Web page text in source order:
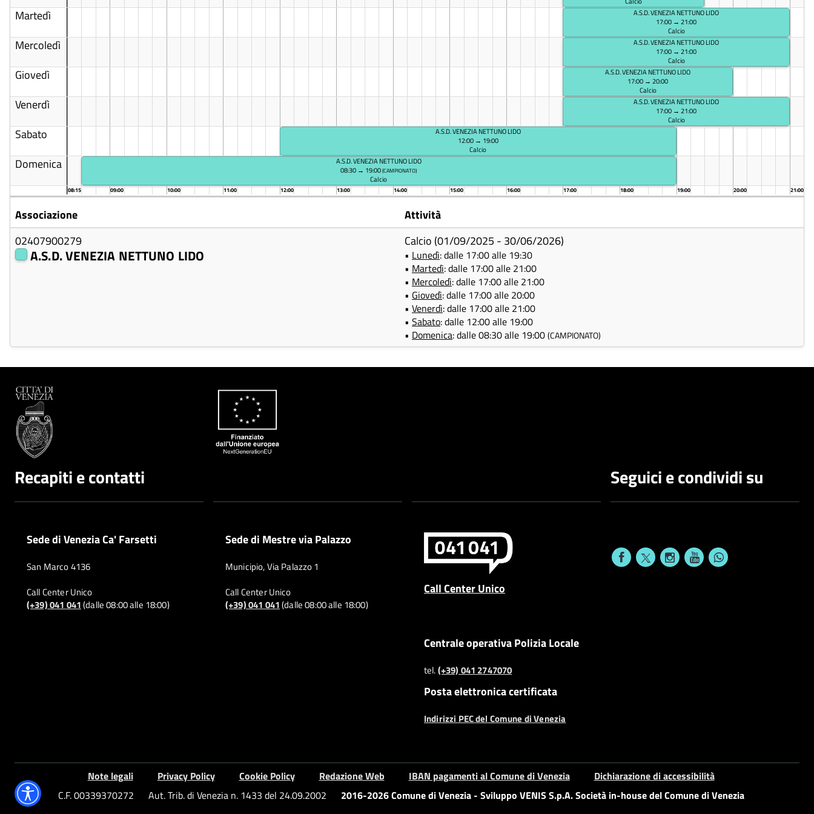
Martedì
A.S.D. VENEZIA NETTUNO LIDO
17:00 → 21:00
Calcio
Mercoledì
A.S.D. VENEZIA NETTUNO LIDO
17:00 → 21:00
Calcio
Giovedì
A.S.D. VENEZIA NETTUNO LIDO
17:00 → 20:00
Calcio
Venerdì
A.S.D. VENEZIA NETTUNO LIDO
17:00 → 21:00
Calcio
Sabato
A.S.D. VENEZIA NETTUNO LIDO
12:00 → 19:00
Calcio
Domenica
A.S.D. VENEZIA NETTUNO LIDO
08:30 → 19:00(CAMPIONATO)
Calcio
08:15 09:00 10:00 11:00 12:00 13:00 14:00 15:00 16:00 17:00 18:00 19:00 20:00 21:00
Associazione
Attività
02407900279
A.S.D. VENEZIA NETTUNO LIDO
Calcio (01/09/2025 - 30/06/2026)
• Lunedì: dalle 17:00 alle 19:30
• Martedì: dalle 17:00 alle 21:00
• Mercoledì: dalle 17:00 alle 21:00
• Giovedì: dalle 17:00 alle 20:00
• Venerdì: dalle 17:00 alle 21:00
• Sabato: dalle 12:00 alle 19:00
• Domenica: dalle 08:30 alle 19:00(CAMPIONATO)
Recapiti e contatti
Sede di Venezia Ca' Farsetti
San Marco 4136
Call Center Unico
(+39) 041 041(dalle 08:00 alle 18:00)
Sede di Mestre via Palazzo
Municipio, Via Palazzo 1
Call Center Unico
(+39) 041 041(dalle 08:00 alle 18:00)
Call Center Unico
Centrale operativa Polizia Locale
tel.(+39) 041 2747070
Posta elettronica certificata
Indirizzi PEC del Comune di Venezia
Seguici e condividi su
Note legali Privacy Policy Cookie Policy Redazione Web IBAN pagamenti al Comune di Venezia
Dichiarazione di accessibilità
C.F. 00339370272
Aut. Trib. di Venezia n. 1433 del 24.09.2002 2016-2026 Comune di Venezia - Sviluppo VENIS S.p.A. Società in-house del Comune di Venezia